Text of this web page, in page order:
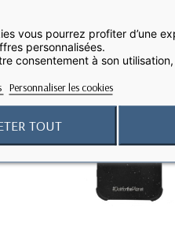
favorite_bordervous pourrez profiter d’une
personnalisées.
consentement à son
Personnaliser les cookies
TOUT